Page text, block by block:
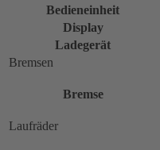
Bedieneinheit
Display
Ladegerät
Bremsen
Bremse
Laufräder